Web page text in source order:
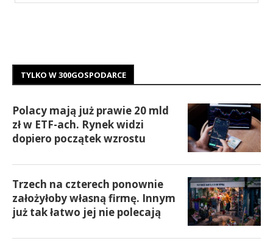
TYLKO W 300GOSPODARCE
Polacy mają już prawie 20 mld
zł w ETF-ach. Rynek widzi
dopiero początek wzrostu
Trzech na czterech ponownie
założyłoby własną firmę. Innym
już tak łatwo jej nie polecają